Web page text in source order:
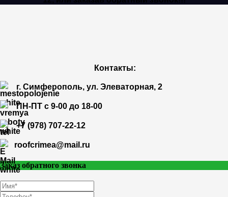
Контакты:
г. Симферополь, ул. Элеваторная, 2
ПН-ПТ с 9-00 до 18-00
+7 (978) 707-22-12
roofcrimea@mail.ru
Заказ обратного звонка